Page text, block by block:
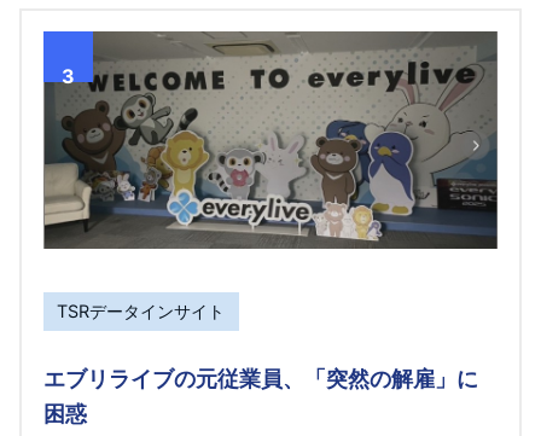
3
TSRデータインサイト
エブリライブの元従業員、「突然の解雇」に
困惑